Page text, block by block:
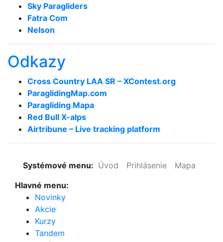
Sky Paragliders
Fatra Com
Nelson
Odkazy
Cross Country LAA SR – XContest.org
ParaglidingMap­.com
Paragliding Mapa
Red Bull X-alps
Airtribune – Live tracking platform
Systémové menu: Úvod Prihlásenie
Mapa
Hlavné menu:
Novinky
Akcie
Kurzy
Tandem